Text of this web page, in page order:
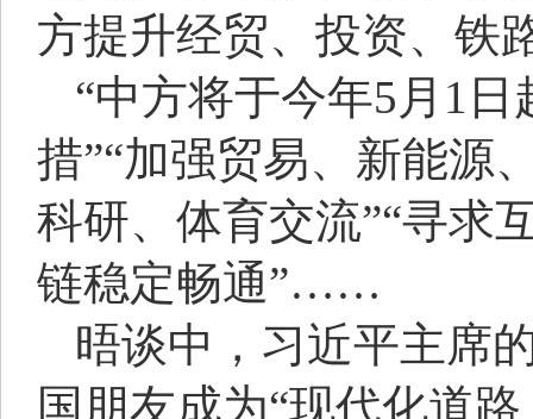
方提升经贸、投资、
“中方将于今年5月1
措”“加强贸易、新能源
科研、体育交流”“寻求
链稳定畅通”……
晤谈中，习近平主席
国朋友成为“现代化道